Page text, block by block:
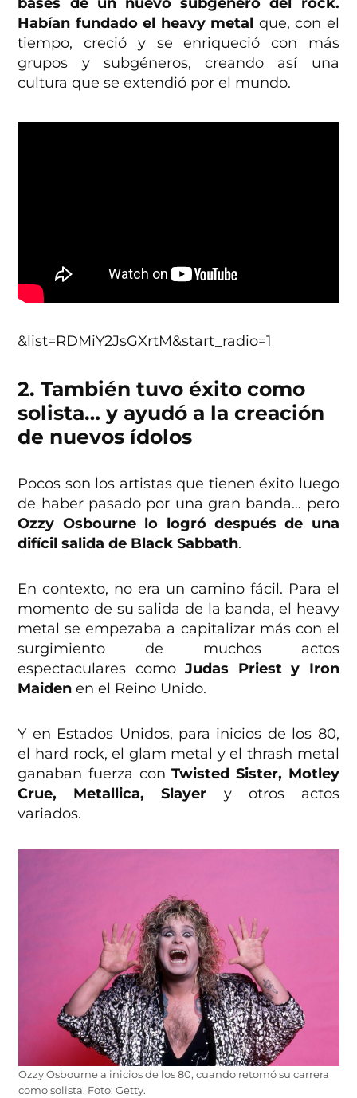
Habían fundado el heavy metal que, con el
tiempo, creció y se enriqueció con más
grupos y subgéneros, creando así una
cultura que se extendió por el mundo.
&list=RDMiY2JsGXrtM&start_radio=1
2. También tuvo éxito como
solista… y ayudó a la creación
de nuevos ídolos
Pocos son los artistas que tienen éxito luego
de haber pasado por una gran banda… pero
Ozzy Osbourne lo logró después de una
difícil salida de Black Sabbath.
En contexto, no era un camino fácil. Para el
momento de su salida de la banda, el heavy
metal se empezaba a capitalizar más con el
surgimiento de muchos actos
espectaculares comoJudas Priest y Iron
Maiden en el Reino Unido.
Y en Estados Unidos, para inicios de los 80,
el hard rock, el glam metal y el thrash metal
ganaban fuerza conTwisted Sister, Motley
Crue, Metallica, Slayer y otros actos
variados.
Ozzy Osbourne a inicios de los 80, cuando retomó su carrera
como solista. Foto: Getty.